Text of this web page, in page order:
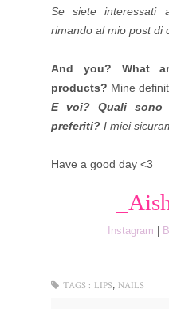
Se siete
rimando al mio post di
And you? What
products? Mine
E voi? Quali sono
preferiti? I miei
Have a good day <3
Instagram
TAGS : LIPS, NAILS